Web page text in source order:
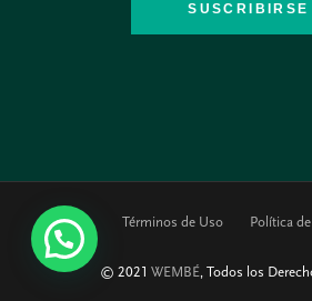
SUSCRIBIRSE
Términos de Uso Política
© 2021WEMBÉ, Todos los